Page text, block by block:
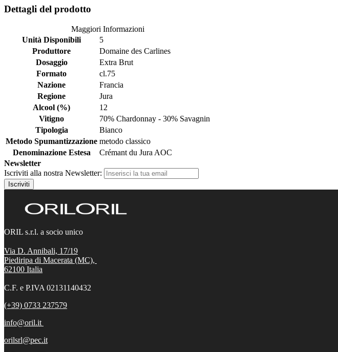
Dettagli del prodotto
Maggiori Informazioni
Unità Disponibili
5
Produttore
Domaine des Carlines
Dosaggio
Extra Brut
Formato
cl.75
Nazione
Francia
Regione
Jura
Alcool (%)
12
Vitigno
70% Chardonnay - 30% Savagnin
Tipologia
Bianco
Metodo Spumantizzazione metodo classico
Denominazione Estesa
Crémant du Jura AOC
Newsletter
Iscriviti alla nostra Newsletter:
Iscriviti
ORIL s.r.l. a socio unico
Via D. Annibali, 17/19
Piediripa di Macerata (MC),
62100 Italia
C.F. e P.IVA 02131140432
(+39) 0733 237579
info@oril.it
orilsrl@pec.it